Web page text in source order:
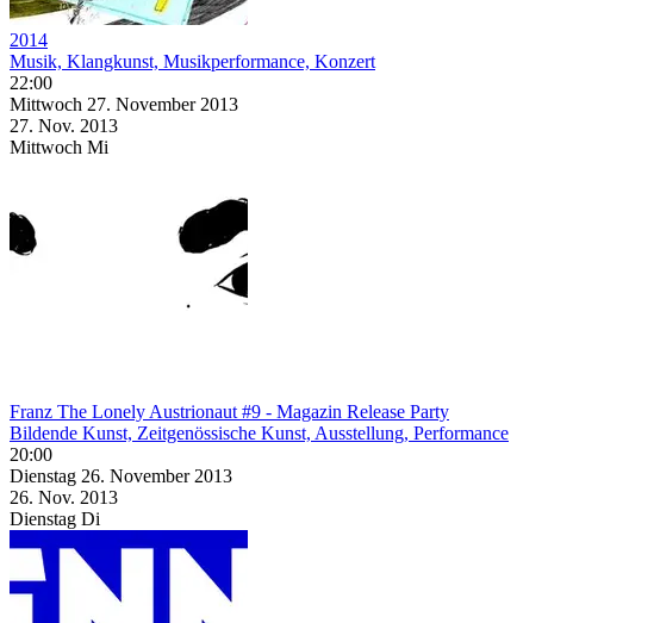
2014
Musik, Klangkunst, Musikperformance, Konzert
22:00
Mittwoch 27. November 2013
27. Nov. 2013
Mittwoch Mi
Franz The Lonely Austrionaut #9 - Magazin Release Party
Bildende Kunst, Zeitgenössische Kunst, Ausstellung, Performance
20:00
Dienstag 26. November 2013
26. Nov. 2013
Dienstag Di